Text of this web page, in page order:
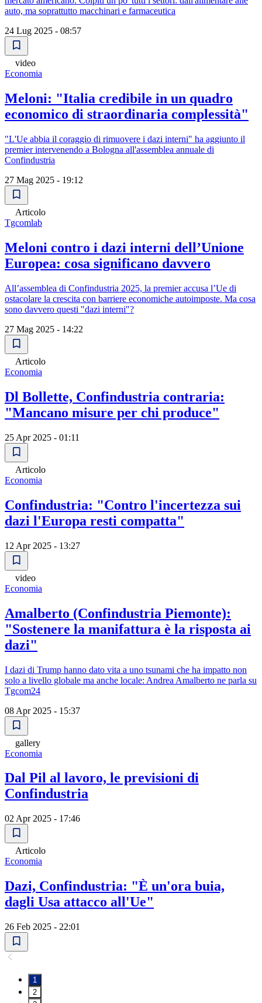
auto, ma soprattutto macchinari e farmaceutica
24 Lug 2025 - 08:57
video
Economia
Meloni: "Italia credibile in un quadro
economico di straordinaria complessità"
"L'Ue abbia il coraggio di rimuovere i dazi interni" ha aggiunto il
premier intervenendo a Bologna all'assemblea annuale di
Confindustria
27 Mag 2025 - 19:12
Articolo
Tgcomlab
Meloni contro i dazi interni dell’Unione
Europea: cosa significano davvero
All’assemblea di Confindustria 2025, la premier accusa l’Ue di
ostacolare la crescita con barriere economiche autoimposte. Ma cosa
sono davvero questi "dazi interni"?
27 Mag 2025 - 14:22
Articolo
Economia
Dl Bollette, Confindustria contraria:
"Mancano misure per chi produce"
25 Apr 2025 - 01:11
Articolo
Economia
Confindustria: "Contro l'incertezza sui
dazi l'Europa resti compatta"
12 Apr 2025 - 13:27
video
Economia
Amalberto (Confindustria Piemonte):
"Sostenere la manifattura è la risposta ai
dazi"
I dazi di Trump hanno dato vita a uno tsunami che ha impatto non
solo a livello globale ma anche locale: Andrea Amalberto ne parla su
Tgcom24
08 Apr 2025 - 15:37
gallery
Economia
Dal Pil al lavoro, le previsioni di
Confindustria
02 Apr 2025 - 17:46
Articolo
Economia
Dazi, Confindustria: "È un'ora buia,
dagli Usa attacco all'Ue"
26 Feb 2025 - 22:01
1
2